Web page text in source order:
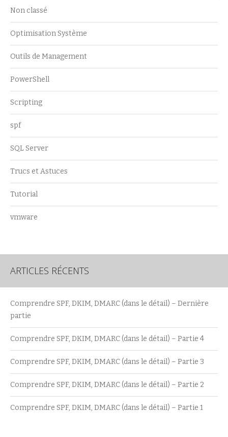
Non classé
Optimisation Système
Outils de Management
PowerShell
Scripting
spf
SQL Server
Trucs et Astuces
Tutorial
vmware
ARTICLES RÉCENTS
Comprendre SPF, DKIM, DMARC (dans le détail) – Dernière
partie
Comprendre SPF, DKIM, DMARC (dans le détail) – Partie 4
Comprendre SPF, DKIM, DMARC (dans le détail) – Partie 3
Comprendre SPF, DKIM, DMARC (dans le détail) – Partie 2
Comprendre SPF, DKIM, DMARC (dans le détail) – Partie 1